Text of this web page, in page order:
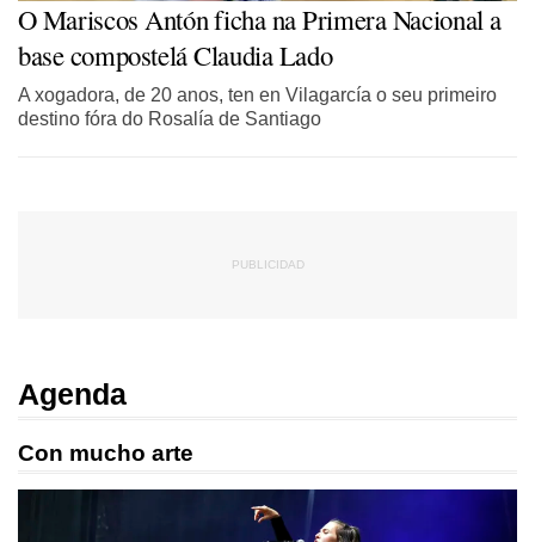
O Mariscos Antón ficha na Primera Nacional a
base compostelá Claudia Lado
A xogadora, de 20 anos, ten en Vilagarcía o seu primeiro
destino fóra do Rosalía de Santiago
Agenda
Con mucho arte